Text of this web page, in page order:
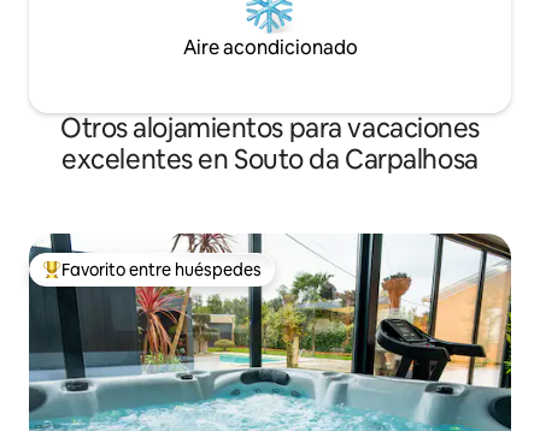
Aire acondicionado
Otros alojamientos para vacaciones
excelentes en Souto da Carpalhosa
Favorito entre huéspedes preferido
Favorito entre huéspedes